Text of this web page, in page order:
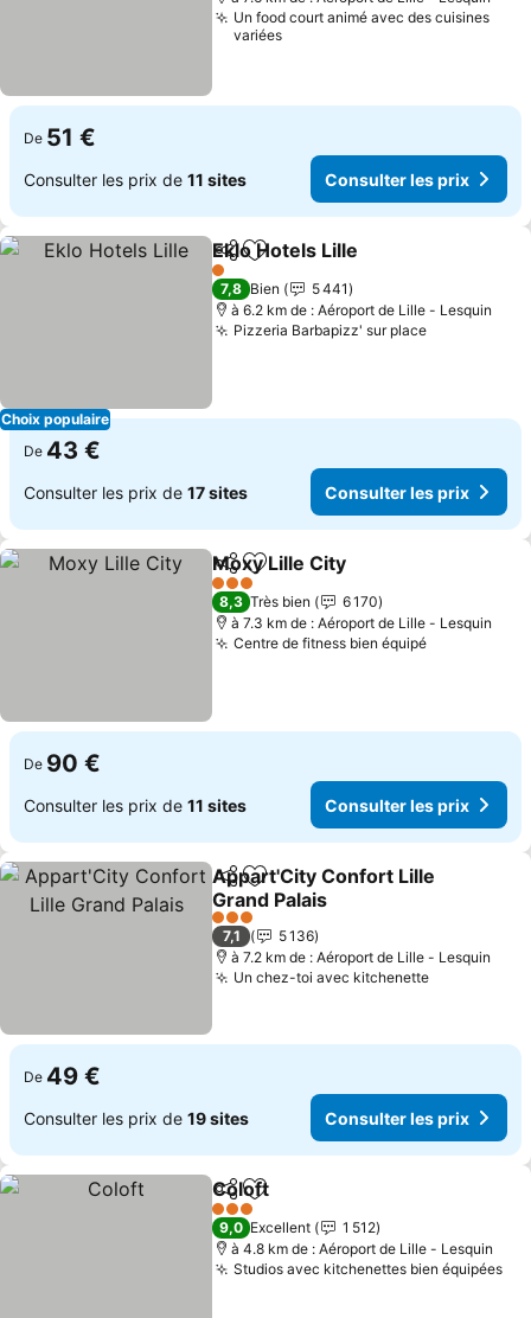
Un food court animé avec des cuisines
variées
De 51 €
Consulter les prix de 11 sites Consulter les prix
Choix populaire
PartagerAjouter à mes favoris
Eklo Hotels Lille
1 Étoiles
7,8 Bien
5 441
à 6.2 km de : Aéroport de Lille - Lesquin
Pizzeria Barbapizz' sur place
De 43 €
Consulter les prix de 17 sites Consulter les prix
PartagerAjouter à mes favoris
Moxy Lille City
3 Étoiles
8,3 Très bien
6 170
à 7.3 km de : Aéroport de Lille - Lesquin
Centre de fitness bien équipé
De 90 €
Consulter les prix de 11 sites Consulter les prix
PartagerAjouter à mes favoris
Appart'City Confort Lille
Grand Palais
3 Étoiles
7,1
5 136
à 7.2 km de : Aéroport de Lille - Lesquin
Un chez-toi avec kitchenette
De 49 €
Consulter les prix de 19 sites Consulter les prix
PartagerAjouter à mes favoris
Coloft
3 Étoiles
9,0 Excellent
1 512
à 4.8 km de : Aéroport de Lille - Lesquin
Studios avec kitchenettes bien équipées